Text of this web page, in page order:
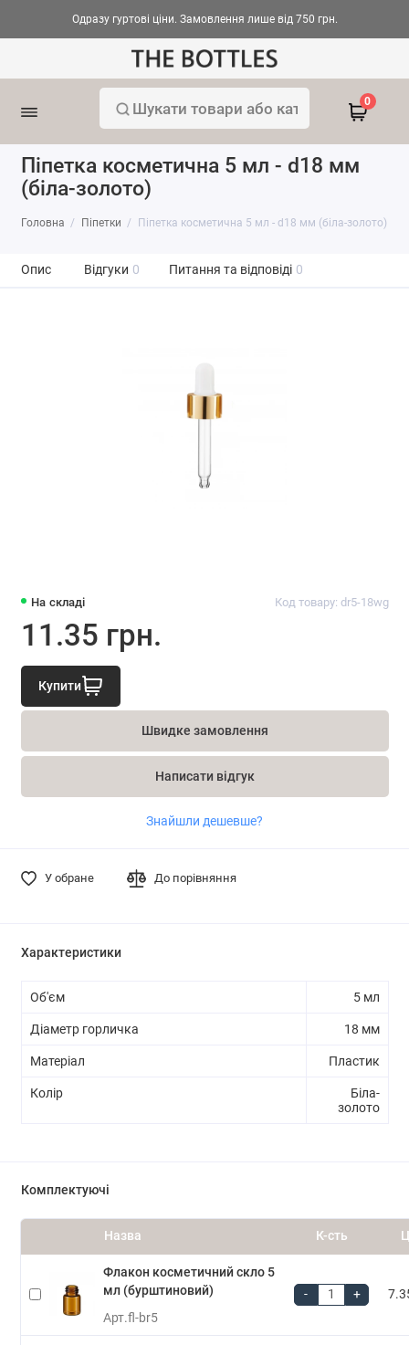
Одразу гуртові ціни. Замовлення лише від 750 грн.
0
Піпетка косметична 5 мл - d18 мм
(біла-золото)
Головна Піпетки Піпетка косметична 5 мл - d18 мм (біла-золото)
Опис Відгуки 0 Питання та відповіді 0
На складі Код товару: dr5-18wg
11.35 грн.
Купити
Швидке замовлення
Написати відгук
Знайшли дешевше?
У обране До порівняння
Характеристики
Об'єм 5 мл
Діаметр горличка 18 мм
Матеріал Пластик
Колір
Біла-
золото
Комплектуючі
Назва К-сть
Флакон косметичний скло 5
мл (бурштиновий)
Арт.fl-br5
- +